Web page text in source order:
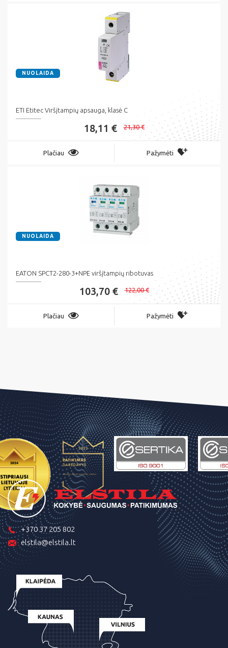
NUOLAIDA
ETI Etitec Viršįtampių apsauga, klasė C
18,11 € 21,30 €
Plačiau Pažymėti
NUOLAIDA
EATON SPCT2-280-3+NPE viršįtampių ribotuvas
103,70 € 122,00 €
Plačiau Pažymėti
+370 37 205 802
elstila@elstila.lt